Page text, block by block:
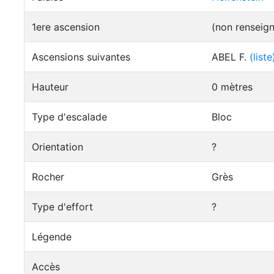
1ere ascension (non
Ascensions suivantes ABEL F. (liste)
Hauteur 0 mètres
Type d'escalade Bloc
Orientation ?
Rocher Grès
Type d'effort ?
Légende
Accès